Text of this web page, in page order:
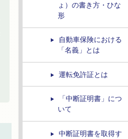
ょ）の書き方・ひな
形
自動車保険における
「名義」とは
運転免許証とは
「中断証明書」につ
いて
中断証明書を取得す